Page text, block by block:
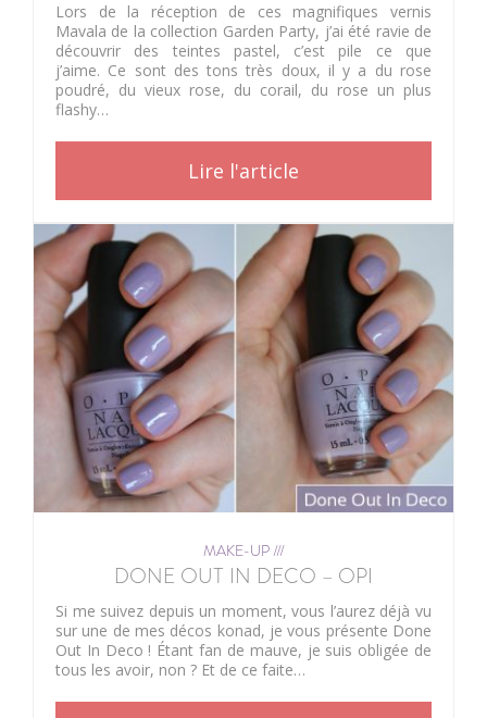
Lors de la réception de ces magnifiques vernis
Mavala de la collection Garden Party, j’ai été ravie de
découvrir des teintes pastel, c’est pile ce que
j’aime. Ce sont des tons très doux, il y a du rose
poudré, du vieux rose, du corail, du rose un plus
flashy…
Lire l'article
MAKE-UP ///
DONE OUT IN DECO – OPI
Si me suivez depuis un moment, vous l’aurez déjà vu
sur une de mes décos konad, je vous présente Done
Out In Deco ! Étant fan de mauve, je suis obligée de
tous les avoir, non ? Et de ce faite…